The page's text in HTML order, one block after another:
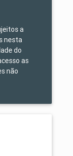
a
nesta
do
as
não